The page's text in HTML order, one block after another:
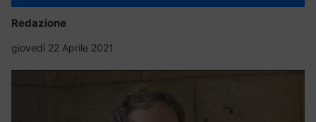
Redazione
giovedì 22 Aprile 2021